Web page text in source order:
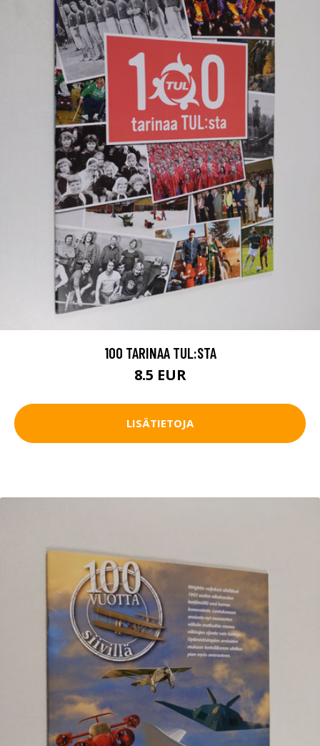
100 TARINAA TUL:STA
8.5 EUR
LISÄTIETOJA